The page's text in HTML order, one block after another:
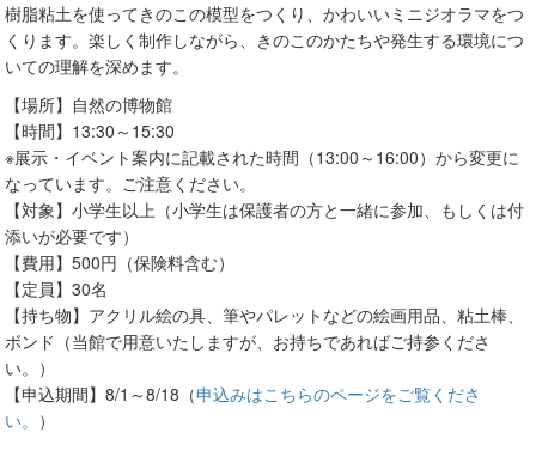
樹脂粘土を使ってきのこの模型をつくり、かわいいミニジオラマをつ
くります。楽しく制作しながら、きのこのかたちや発生する環境につ
いての理解を深めます。
【場所】自然の博物館
【時間】13:30～15:30
※展示・イベント案内に記載された時間（13:00～16:00）から変更に
なっています。ご注意ください。
【対象】小学生以上（小学生は保護者の方と一緒に参加、もしくは付
添いが必要です）
【費用】500円（保険料含む）
【定員】30名
【持ち物】アクリル絵の具、筆やパレットなどの絵画用品、粘土棒、
ボンド（当館で用意いたしますが、お持ちであればご持参くださ
い。）
【申込期間】8/1～8/18（申込みはこちらのページをご覧くださ
い。 ）